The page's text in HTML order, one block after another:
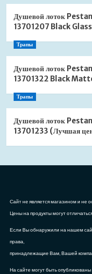
Душевой лоток
13701207 Black
Трапы
Душевой лоток
13701322 Black
Трапы
Душевой лоток
13701233 (Лучшая
Сайт не является магазином и не
Цены на продукты могут
Если Вы обнаружили на нашем
права,
принадлежащие Вам, Вашей
На сайте могут быть